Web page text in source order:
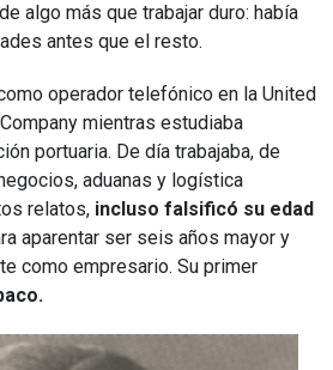
algo más que trabajar duro: había
antes que el resto.
operador telefónico en la United
mientras estudiaba
portuaria. De día trabajaba, de
aduanas y logística
relatos, incluso falsificó su edad
aparentar ser seis años mayor y
como empresario. Su primer